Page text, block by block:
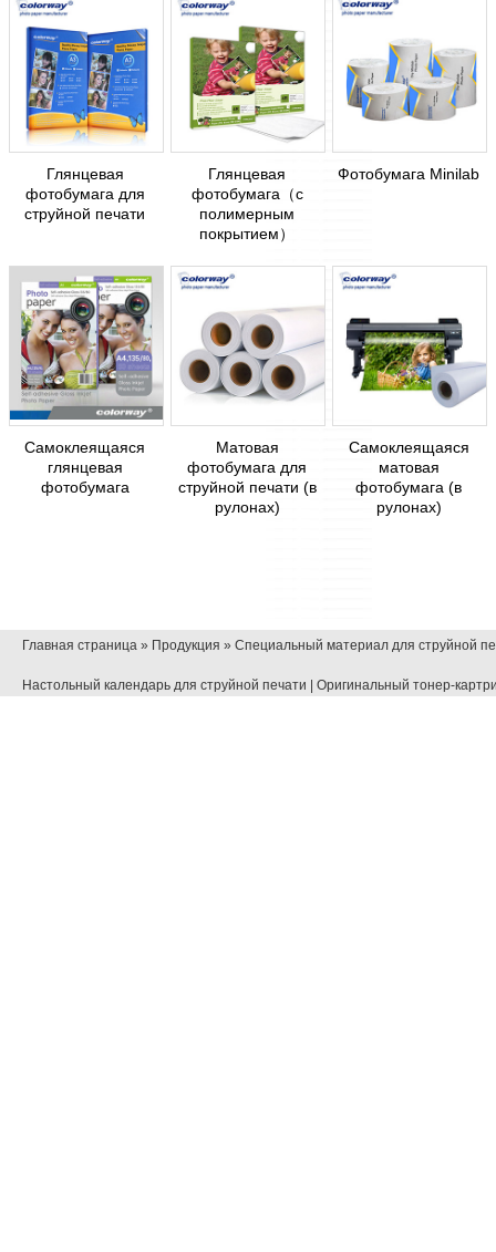
Глянцевая
фотобумага для
струйной печати
Глянцевая
фотобумага（с
полимерным
покрытием）
Фотобумага Minilab
Самоклеящаяся
глянцевая
фотобумага
Матовая
фотобумага для
струйной печати (в
рулонах)
Самоклеящаяся
матовая
фотобумага (в
рулонах)
Главная страница » Продукция » Специальный материал для струйной
Настольный календарь для струйной печати Оригинальный тонер-